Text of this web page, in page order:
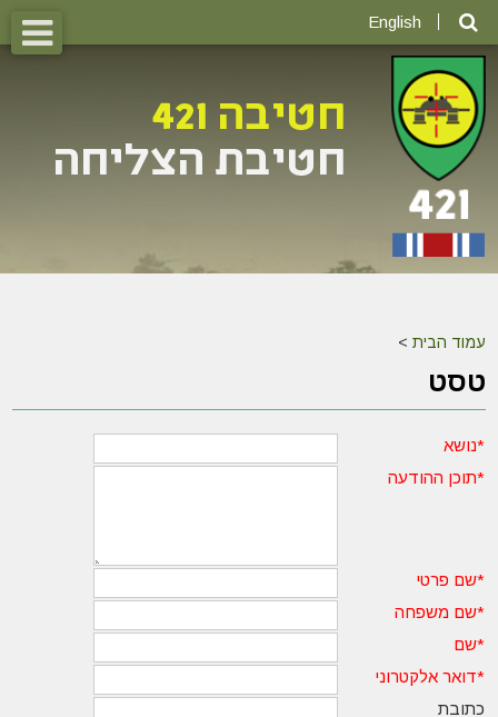
English
עמוד הבית >
טסט
*נושא
*תוכן ההודעה
*שם פרטי
*שם משפחה
*שם
*דואר אלקטרוני
כתובת